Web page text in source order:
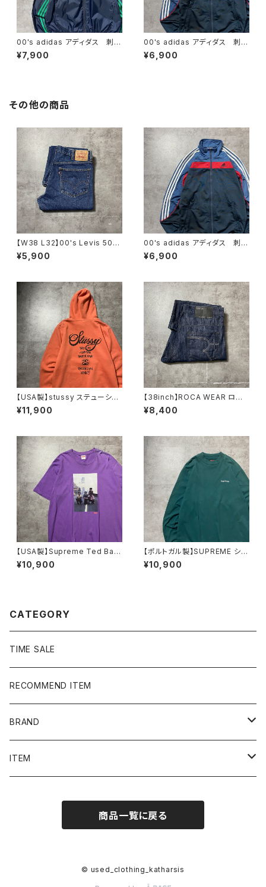
00's adidas アディダス 刺繍
ワンポイント パフォーマンスロ
ゴ ノーカラー ネイビー ナ
¥7,900
00's adidas アディダス 刺繍
ワンポイント バックプリント
サイドストライプ マルチカラ
¥6,900
その他の商品
【W38 L32】00's Levis 505
リーバイス ジッパーフライ ス
トレート 濃紺 デニムパン
¥5,900
00's adidas アディダス 刺繍
ワンポイント バックプリント
サイドストライプ マルチカラ
¥6,900
【USA製】stussy ステューシ
ー ワールドツアー バックプリ
ント オレンジ スウェット パ
¥11,900
【38inch】ROCA WEAR ロカ
ウェア ジッパーフライ 濃
紺 バギーデニムパンツ ジー
¥8,400
【USA製】Supreme Ted Bafa
loukos “1970s Kids Photo
シュプリーム グラフィック フ
¥10,900
【ポルトガル製】SUPREME シュ
プリーム 刺繍ワンポイント
グリーン Tシャツ ロンT
¥10,900
CATEGORY
TIME SALE
RECOMMEND ITEM
BRAND
NIKE
Ralph Lauren/Polo Sport
ITEM
商品一覧に戻る
© used_clothing_katharsis